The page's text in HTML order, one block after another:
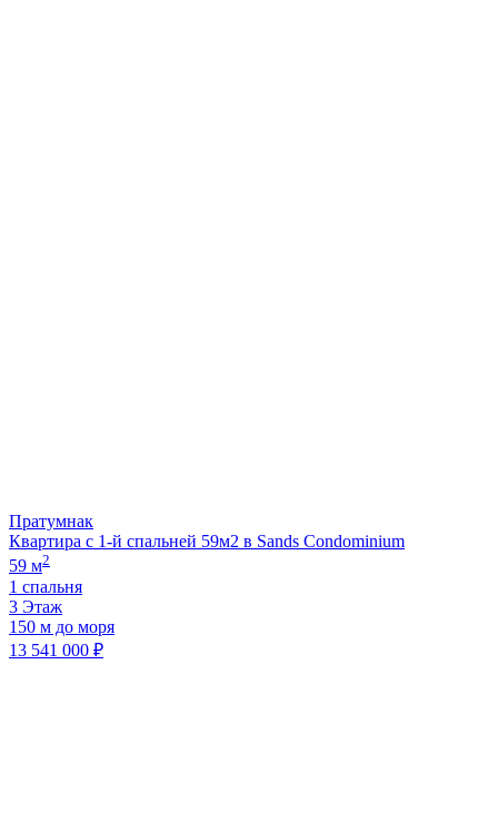
Пратумнак
Квартира с 1-й спальней 59м2 в Sands Condominium
59 м2
1 спальня
3 Этаж
150 м до моря
13 541 000 ₽